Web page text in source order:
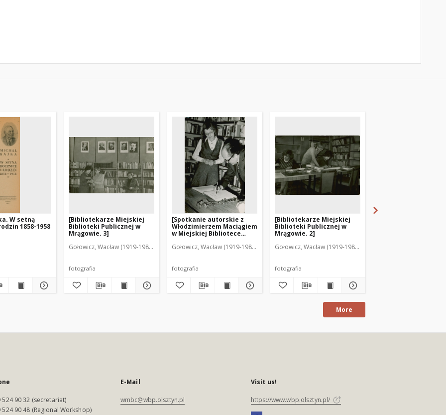
W setną
1858-1958
[Bibliotekarze Miejskiej
Biblioteki Publicznej w
Mrągowie. 3]
Gołowicz, Wacław (1919-1983). Fot.
fotografia
[Spotkanie autorskie z
Włodzimierzem Maciągiem
w Miejskiej Bibliotece
Gołowicz, Wacław (1919-1983). Fot.
fotografia
[Bibliotekarze Miejskiej
Biblioteki Publicznej w
Mrągowie. 2]
Gołowicz, Wacław (1919-1983). Fot.
fotografia
More
524 90 32 (secretariat)
524 90 48 (Regional Workshop)
E-Mail
wmbc@wbp.olsztyn.pl
Visit us!
https://www.wbp.olsztyn.pl/